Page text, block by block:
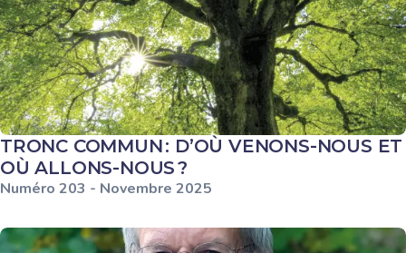
TRONC COMMUN : D’OÙ VENONS-NOUS ET
OÙ ALLONS-NOUS ?
Numéro 203 - Novembre 2025